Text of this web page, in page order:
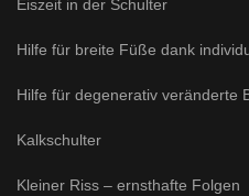
Eiszeit in der Schulter
Hilfe für breite Füße dank
Hilfe für degenerativ veränderte
Kalkschulter
Kleiner Riss – ernsthafte Folgen